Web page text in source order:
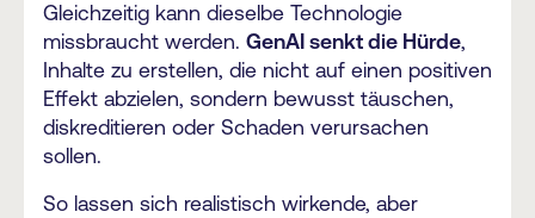
Gleichzeitig kann dieselbe Technologie
missbraucht werden. GenAI senkt die Hürde,
Inhalte zu erstellen, die nicht auf einen positiven
Effekt abzielen, sondern bewusst täuschen,
diskreditieren oder Schaden verursachen
sollen.
So lassen sich realistisch wirkende, aber